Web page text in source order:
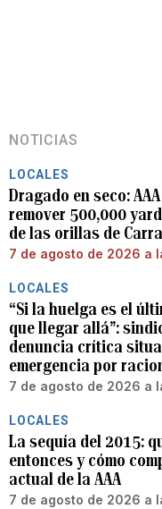
NOTICIAS
LOCALES
Dragado en seco:
remover 500,000
de las orillas de
7 de agosto de 2026 a
LOCALES
“Si la huelga es el
que llegar allá”:
denuncia crítica
emergencia por
7 de agosto de 2026 a
LOCALES
La sequía del 2015:
entonces y cómo
actual de la AAA
7 de agosto de 2026 a